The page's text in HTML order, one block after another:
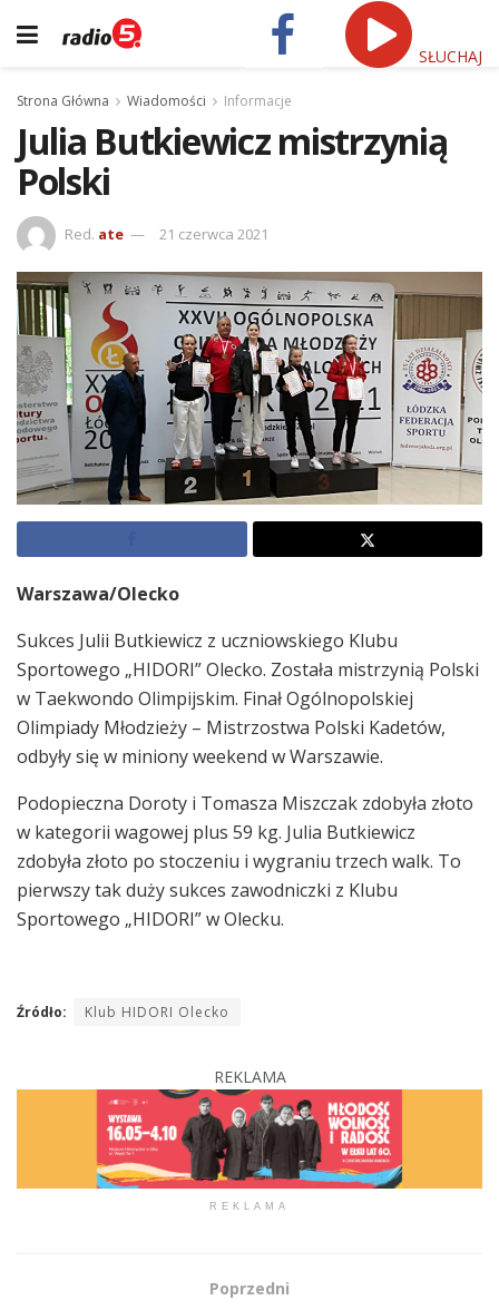
SŁUCHAJ
Strona Główna Wiadomości Informacje
Julia Butkiewicz mistrzynią
Polski
Red. ate 21 czerwca 2021
Warszawa/Olecko
Sukces Julii Butkiewicz z uczniowskiego Klubu
Sportowego „HIDORI” Olecko. Została mistrzynią Polski
w Taekwondo Olimpijskim. Finał Ogólnopolskiej
Olimpiady Młodzieży – Mistrzostwa Polski Kadetów,
odbyły się w miniony weekend w Warszawie.
Podopieczna Doroty i Tomasza Miszczak zdobyła złoto
w kategorii wagowej plus 59 kg. Julia Butkiewicz
zdobyła złoto po stoczeniu i wygraniu trzech walk. To
pierwszy tak duży sukces zawodniczki z Klubu
Sportowego „HIDORI” w Olecku.
Źródło: Klub HIDORI Olecko
REKLAMA
REKLAMA
Poprzedni